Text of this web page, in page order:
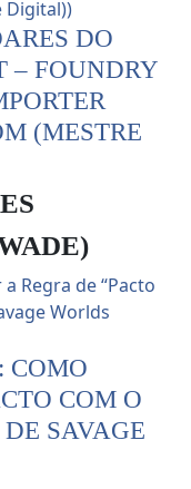
DO
– FOUNDRY
(MESTRE
COMO
COM O
SAVAGE